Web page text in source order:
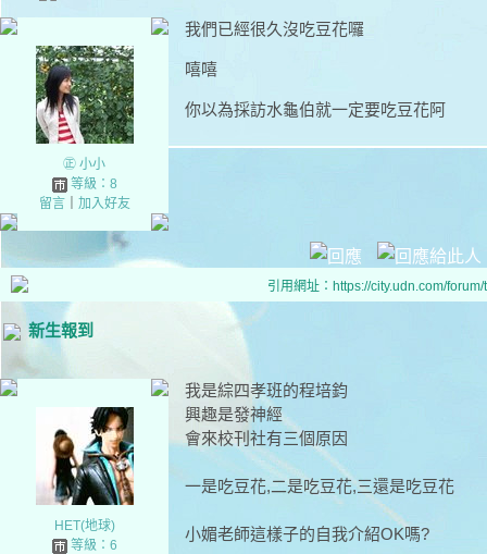
㊣ 小小
等級：8
留言｜ 加入好友
我們已經很久沒吃豆花囉
嘻嘻
你以為採訪水龜伯就一定要吃豆花阿
引用網址：https://city.udn.com/
新生報到
HET(地球)
等級：6
我是綜四孝班的程培鈞
興趣是發神經
會來校刊社有三個原因
一是吃豆花,二是吃豆花,三還是吃豆花
小媚老師這樣子的自我介紹OK嗎?